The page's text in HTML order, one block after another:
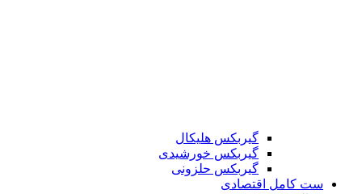
گیربکس هلیکال
گیربکس خورشیدی
گیربکس حلزونی
ست کامل اقتصادی